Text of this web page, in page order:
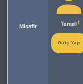
Misafir Temel
Giriş Yap